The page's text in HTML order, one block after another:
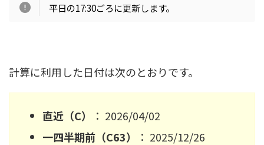
平日の17:30ごろに更新します。
計算に利用した日付は次のとおりです。
直近（C）
： 2026/04/02
一四半期前（C63）
： 2025/12/26